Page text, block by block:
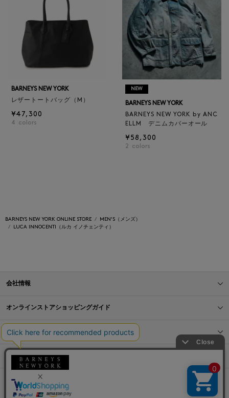
BARNEYS NEW YORK
レザートートバッグ（M）
¥47,300
4 colors
NEW
BARNEYS NEW YORK
BARNEYS NEW YORK by ANC
ELLM デニムカバーオール
¥58,300
2 colors
BARNEYS NEW YORK ONLINE STORE
MEN'S（メンズ）
LUCA INNOCENTI（ルカ イノチェンティ）
会社情報
オンラインストアショッピングガイド
店舗情報
サービス